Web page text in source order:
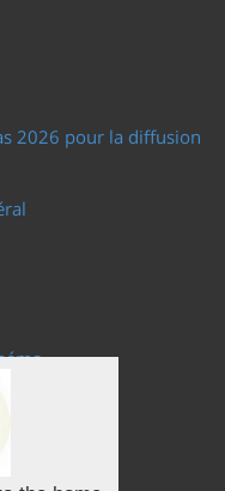
2026 pour la diffusion
web)